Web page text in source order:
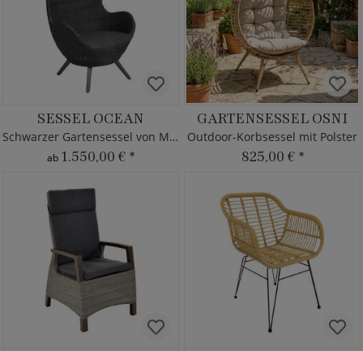
SESSEL OCEAN
Schwarzer Gartensessel von MBM
ab 1.550,00 € *
GARTENSESSEL OSNI
Outdoor-Korbsessel mit Polster
825,00 € *